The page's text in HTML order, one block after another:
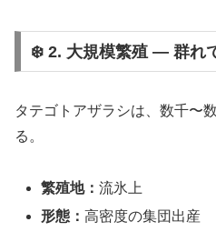
❄️ 2. 大規模繁殖 ― 群れ
タテゴトアザラシは、数千〜
る。
繁殖地：流氷上
形態： 高密度の集団出産